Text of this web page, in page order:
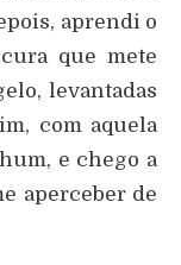
aprendi o
que mete
levantadas
com aquela
e chego a
aperceber de